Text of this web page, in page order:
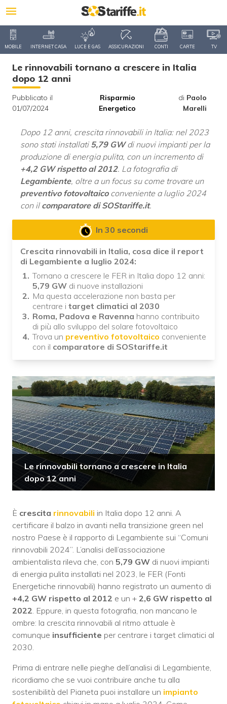
MOBILE INTERNET CASA LUCE E GAS ASSICURAZIONI CONTI CARTE TV
Le rinnovabili tornano a crescere in Italia
dopo 12 anni
Pubblicato il
01/07/2024
Risparmio
Energetico
di Paolo
Marelli
Dopo 12 anni, crescita rinnovabili in Italia: nel 2023
sono stati installati 5,79 GWdi nuovi impianti per la
produzione di energia pulita, con un incremento di
+4,2 GW rispetto al 2012. La fotografia di
Legambiente, oltre a un focus su come trovare un
preventivo fotovoltaicoconveniente a luglio 2024
con il comparatore di SOStariffe.it.
In 30 secondi
Crescita rinnovabili in Italia, cosa dice il report
di Legambiente a luglio 2024:
Tornano a crescere le FER in Italia dopo 12 anni:
5,79 GW di nuove installazioni
Ma questa accelerazione non basta per
centrare i target climatici al 2030
Roma, Padova e Ravenna hanno contribuito
di più allo sviluppo del solare fotovoltaico
Trova un preventivo fotovoltaico conveniente
con il comparatore di SOStariffe.it
Le rinnovabili tornano a crescere in Italia
dopo 12 anni
È crescita rinnovabili in Italia dopo 12 anni. A
certificare il balzo in avanti nella transizione green nel
nostro Paese è il rapporto di Legambiente sui “Comuni
rinnovabili 2024”. L’analisi dell’associazione
ambientalista rileva che, con 5,79 GW di nuovi impianti
di energia pulita installati nel 2023, le FER (Fonti
Energetiche rinnovabili) hanno registrato un aumento di
+4,2 GW rispetto al 2012 e un + 2,6 GW rispetto al
2022. Eppure, in questa fotografia, non mancano le
ombre: la crescita rinnovabili al ritmo attuale è
comunque insufficiente per centrare i target climatici al
2030.
Prima di entrare nelle pieghe dell’analisi di Legambiente,
ricordiamo che se vuoi contribuire anche tu alla
sostenibilità del Pianeta puoi installare un impianto